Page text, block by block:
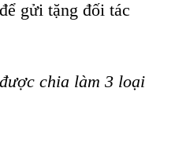
gửi tặng đối tác
chia làm 3 loại